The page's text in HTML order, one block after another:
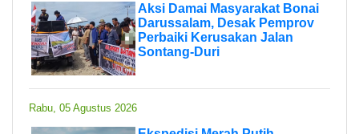
Aksi Damai Masyarakat Bonai
Darussalam, Desak Pemprov
Perbaiki Kerusakan Jalan
Sontang-Duri
Rabu, 05 Agustus 2026